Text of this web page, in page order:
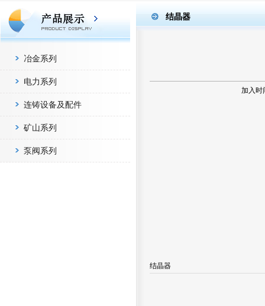
冶金系列
电力系列
连铸设备及配件
矿山系列
泵阀系列
结晶器
加入
结晶器